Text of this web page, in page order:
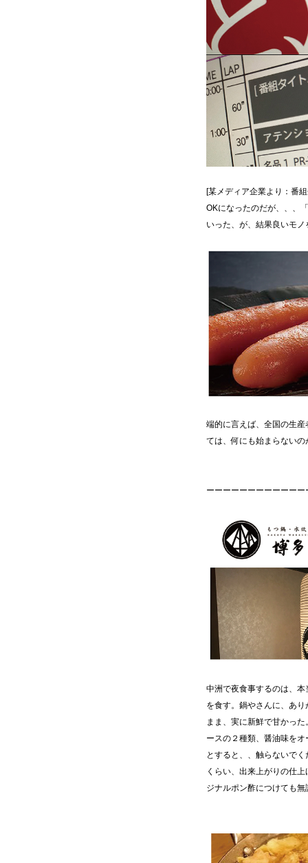
[某メディア企業より：番
OKになったのだが、、、
いった、が、結果良いモ
端的に言えば、全国の生
ては、何にも始まらない
ーーーーーーーーーーー
中洲で夜食事するのは、
を食す。鍋やさんに、あ
まま、実に新鮮で甘かっ
ースの２種類、醤油味を
とすると、、触らないで
くらい、出来上がりの仕
ジナルポン酢につけても